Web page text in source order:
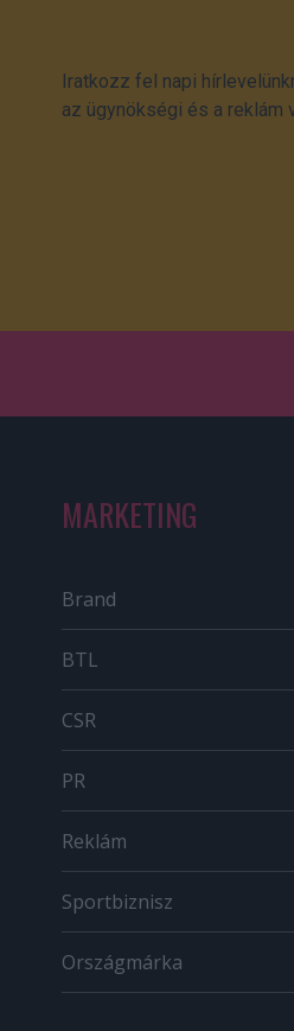
Iratkozz fel napi
az ügynökségi és a reklám
MARKETING
Brand
BTL
CSR
PR
Reklám
Sportbiznisz
Országmárka